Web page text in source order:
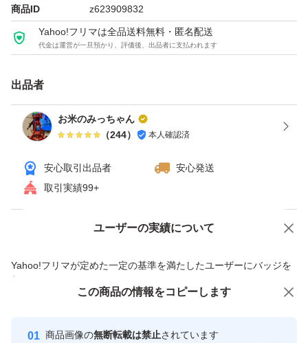
量の変更承ります
5kg 10kg 15kg 20kgコメントいただけましたら専用出品い
現在こちらの重量で出品しておりますが、ご希望の重量が
ありましたら対応いたします
コシヒカリ100%でブレンド等ではありません、中米等で
もありません
ご質問等ありましたらお気軽にコメント下さい
お米
商品ID z623909832
Yahoo!フリマは全品送料無料・匿名配送
代金は運営が一旦預かり、評価後、出品者に支払われます
出品者
お米のみっちゃん
（244） 本人確認済
安心取引出品者
安心発送
取引実績99+
ユーザーの実績について
Yahoo!フリマが定めた一定の基準を満たしたユーザーにバッジを
付与しています
安心取引出品者
心・安全なユーザーです
価格の相談 商品への質問
この商品の情報をコピーします
商品画像の無断転載は禁止されています
この商品をみている人にオススメ